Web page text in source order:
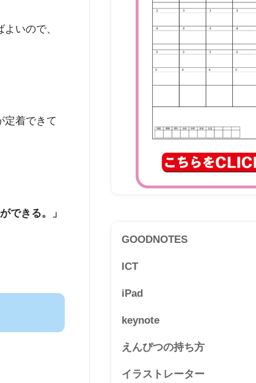
いので、
定着できて
できる。」
GOODNOTES
ICT
iPad
keynote
えんぴつの持ち方
イラストレーター